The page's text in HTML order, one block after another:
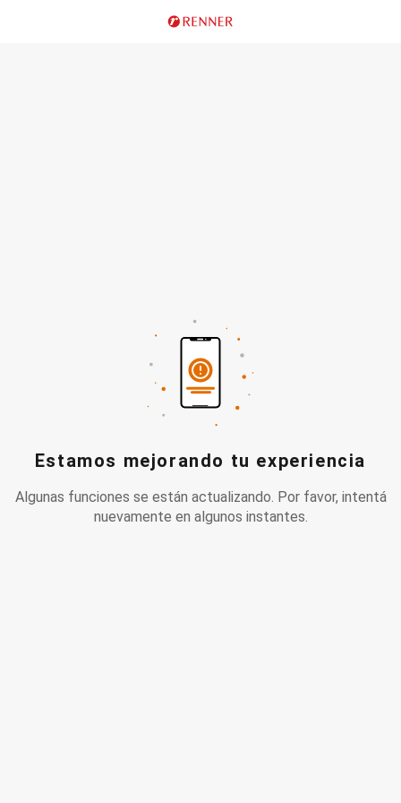
Estamos mejorando tu experiencia
Algunas funciones se están actualizando. Por favor, intentá
nuevamente en algunos instantes.